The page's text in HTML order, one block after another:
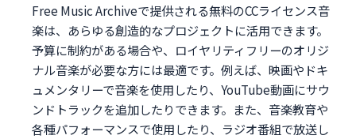
Free Music Archiveで提供される無料のCCライセンス音
楽は、あらゆる創造的なプロジェクトに活用できます。
予算に制約がある場合や、ロイヤリティフリーのオリジ
ナル音楽が必要な方には最適です。例えば、映画やドキ
ュメンタリーで音楽を使用したり、YouTube動画にサウ
ンドトラックを追加したりできます。また、音楽教育や
各種パフォーマンスで使用したり、ラジオ番組で放送し